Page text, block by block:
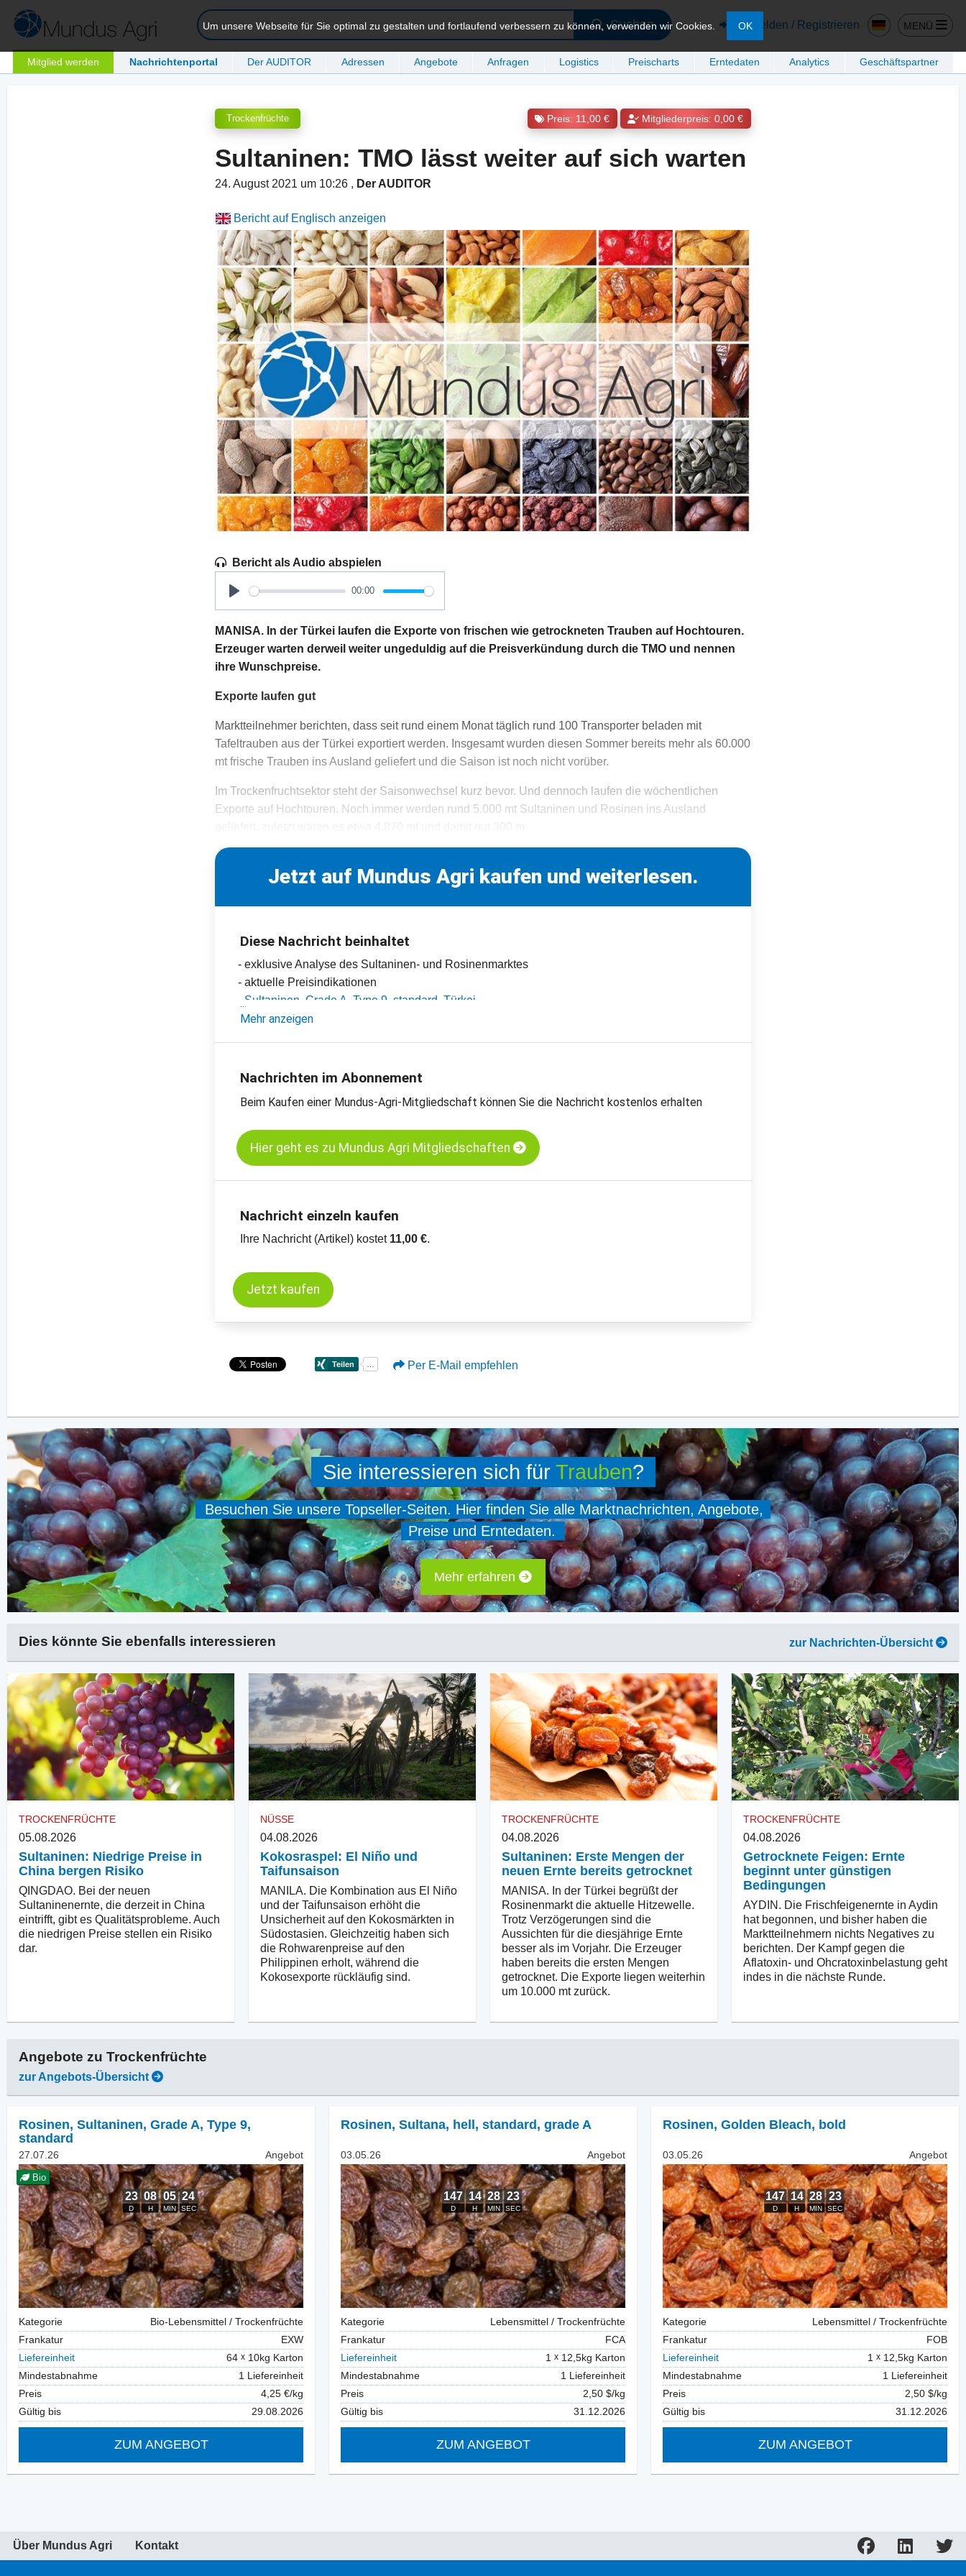
Suchen Anmelden / Registrieren MENÜ
Mitglied werden Nachrichtenportal Der AUDITOR Adressen Angebote Anfragen Logistics Preischarts Erntedaten Analytics Geschäftspartner
Um unsere Webseite für Sie optimal zu gestalten und fortlaufend verbessern zu können, verwenden wir Cookies. OK
Trockenfrüchte Preis: 11,00 € Mitgliederpreis: 0,00 €
Sultaninen: TMO lässt weiter auf sich warten
24. August 2021 um 10:26 , Der AUDITOR
Bericht auf Englisch anzeigen
Bericht als Audio abspielen
Play
00:00
MANISA. In der Türkei laufen die Exporte von frischen wie getrockneten Trauben auf Hochtouren.
Erzeuger warten derweil weiter ungeduldig auf die Preisverkündung durch die TMO und nennen
ihre Wunschpreise.
Exporte laufen gut
Marktteilnehmer berichten, dass seit rund einem Monat täglich rund 100 Transporter beladen mit
Tafeltrauben aus der Türkei exportiert werden. Insgesamt wurden diesen Sommer bereits mehr als 60.000
mt frische Trauben ins Ausland geliefert und die Saison ist noch nicht vorüber.
Im Trockenfruchtsektor steht der Saisonwechsel kurz bevor. Und dennoch laufen die wöchentlichen
Exporte auf Hochtouren. Noch immer werden rund 5.000 mt Sultaninen und Rosinen ins Ausland
Jetzt auf Mundus Agri kaufen und weiterlesen.
Diese Nachricht beinhaltet
- exklusive Analyse des Sultaninen- und Rosinenmarktes
- aktuelle Preisindikationen
Sultaninen, Grade A, Type 9, standard, Türkei
-Sultaninen, Grade A, Type 10, standard, Türkei
Mehr anzeigen
Nachrichten im Abonnement
Beim Kaufen einer Mundus-Agri-Mitgliedschaft können Sie die Nachricht kostenlos erhalten
Hier geht es zu Mundus Agri Mitgliedschaften
Nachricht einzeln kaufen
Ihre Nachricht (Artikel) kostet 11,00 €.
Jetzt kaufen
Per E-Mail empfehlen
Sie interessieren sich für Trauben?
Besuchen Sie unsere Topseller-Seiten. Hier finden Sie alle Marktnachrichten, Angebote,
Preise und Erntedaten.
Mehr erfahren
Dies könnte Sie ebenfalls interessieren zur Nachrichten-Übersicht
TROCKENFRÜCHTE
05.08.2026
Sultaninen: Niedrige Preise in
China bergen Risiko
QINGDAO. Bei der neuen
Sultaninenernte, die derzeit in China
eintrifft, gibt es Qualitätsprobleme. Auch
die niedrigen Preise stellen ein Risiko
dar.
NÜSSE
04.08.2026
Kokosraspel: El Niño und
Taifunsaison
MANILA. Die Kombination aus El Niño
und der Taifunsaison erhöht die
Unsicherheit auf den Kokosmärkten in
Südostasien. Gleichzeitig haben sich
die Rohwarenpreise auf den
Philippinen erholt, während die
Kokosexporte rückläufig sind.
TROCKENFRÜCHTE
04.08.2026
Sultaninen: Erste Mengen der
neuen Ernte bereits getrocknet
MANISA. In der Türkei begrüßt der
Rosinenmarkt die aktuelle Hitzewelle.
Trotz Verzögerungen sind die
Aussichten für die diesjährige Ernte
besser als im Vorjahr. Die Erzeuger
haben bereits die ersten Mengen
getrocknet. Die Exporte liegen weiterhin
um 10.000 mt zurück.
TROCKENFRÜCHTE
04.08.2026
Getrocknete Feigen: Ernte
beginnt unter günstigen
Bedingungen
AYDIN. Die Frischfeigenernte in Aydin
hat begonnen, und bisher haben die
Marktteilnehmern nichts Negatives zu
berichten. Der Kampf gegen die
Aflatoxin- und Ohcratoxinbelastung geht
indes in die nächste Runde.
Angebote zu Trockenfrüchte
zur Angebots-Übersicht
Rosinen, Sultaninen, Grade A, Type 9,
standard
27.07.26 Angebot
Bio
Kategorie
Bio-Lebensmittel / Trockenfrüchte
Frankatur
EXW
Liefereinheit
64
10kg Karton
Mindestabnahme
1 Liefereinheit
Preis
4,25 €/kg
Gültig bis
29.08.2026
ZUM ANGEBOT
Rosinen, Sultana, hell, standard, grade A
03.05.26 Angebot
Kategorie
Lebensmittel / Trockenfrüchte
Frankatur
FCA
Liefereinheit
1
12,5kg Karton
Mindestabnahme
1 Liefereinheit
Preis
2,50 $/kg
Gültig bis
31.12.2026
ZUM ANGEBOT
Rosinen, Golden Bleach, bold
03.05.26 Angebot
Kategorie
Lebensmittel / Trockenfrüchte
Frankatur
FOB
Liefereinheit
1
12,5kg Karton
Mindestabnahme
1 Liefereinheit
Preis
2,50 $/kg
Gültig bis
31.12.2026
ZUM ANGEBOT
Über Mundus Agri Kontakt